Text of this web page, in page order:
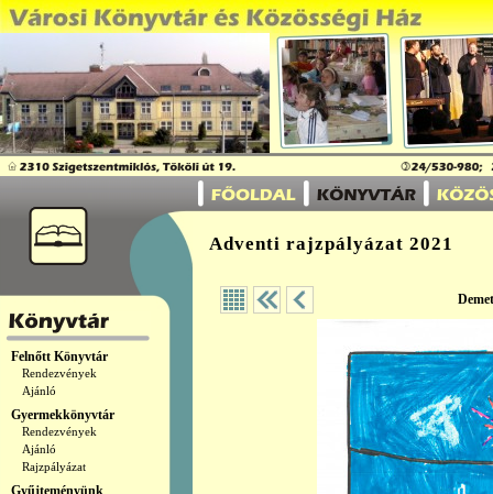
Felnőtt Könyvtár
Rendezvények
Ajánló
Gyermekkönyvtár
Rendezvények
Ajánló
Rajzpályázat
Gyűjteményünk
Adventi rajzpályázat 2021